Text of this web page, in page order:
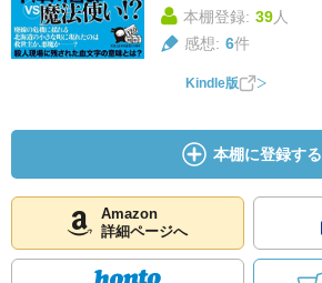
本棚登録: 39人
感想: 6件
Kindle版
本棚に登録する
Amazon
詳細ページへ